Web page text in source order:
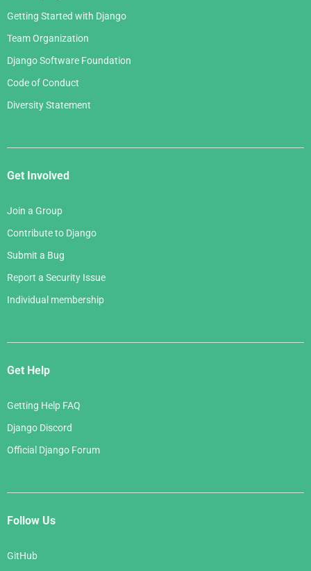
Getting Started with Django
Team Organization
Django Software Foundation
Code of Conduct
Diversity Statement
Get Involved
Join a Group
Contribute to Django
Submit a Bug
Report a Security Issue
Individual membership
Get Help
Getting Help FAQ
Django Discord
Official Django Forum
Follow Us
GitHub